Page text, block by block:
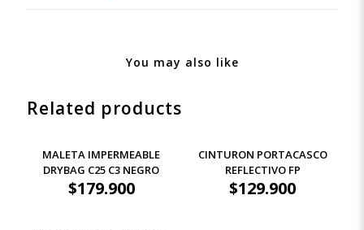
You may also like
Related products
MALETA IMPERMEABLE
DRYBAG C25 C3 NEGRO
$179.900
CINTURON PORTACASCO
REFLECTIVO FP
$129.900